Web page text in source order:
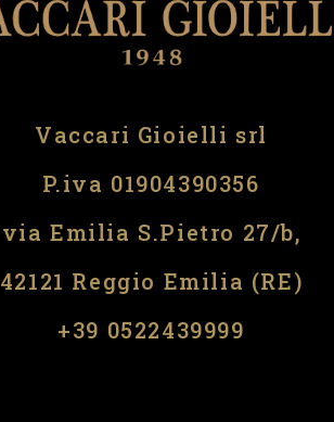
Vaccari Gioielli srl
P.iva 01904390356
via Emilia S.Pietro 27/b,
42121 Reggio Emilia (RE)
​​+39 0522439999